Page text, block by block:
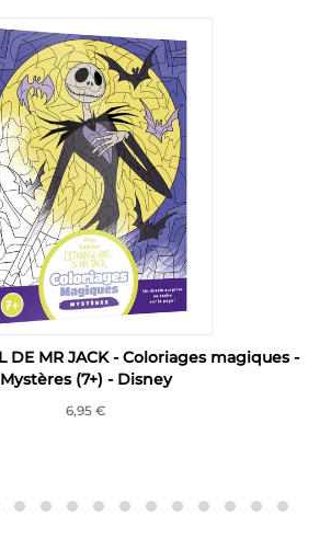
DE MR JACK - Coloriages magiques -
Mystères (7+) - Disney
6,95 €